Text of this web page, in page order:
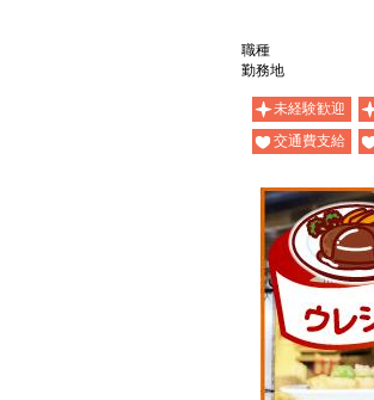
職種
勤務地
未経験歓迎
交通費支給